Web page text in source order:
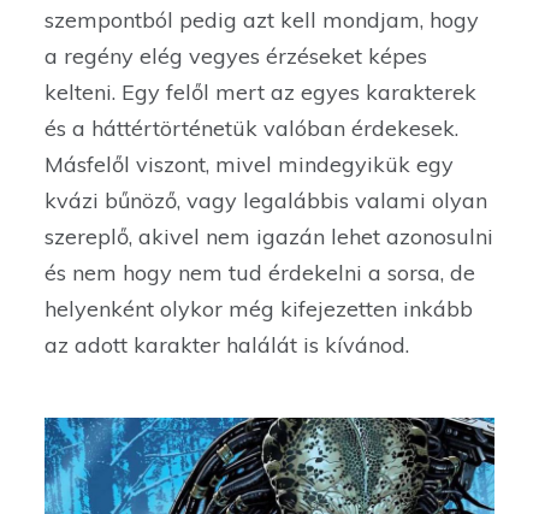
szempontból pedig azt kell mondjam, hogy
a regény elég vegyes érzéseket képes
kelteni. Egy felől mert az egyes karakterek
és a háttértörténetük valóban érdekesek.
Másfelől viszont, mivel mindegyikük egy
kvázi bűnöző, vagy legalábbis valami olyan
szereplő, akivel nem igazán lehet azonosulni
és nem hogy nem tud érdekelni a sorsa, de
helyenként olykor még kifejezetten inkább
az adott karakter halálát is kívánod.